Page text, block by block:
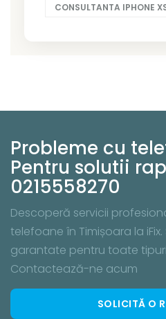
CONSULTANTA IPHONE
Probleme cu
Pentru solutii
0215558270
Descoperă servicii
telefoane în Timișoara la
garantate pentru toate
Contactează-ne acum
SOLICITĂ O